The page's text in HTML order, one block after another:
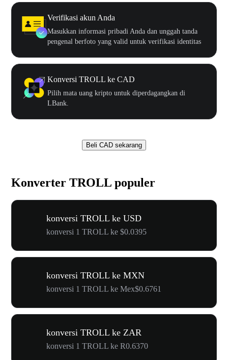
Verifikasi akun Anda
Masukkan informasi pribadi Anda dan unggah tanda
pengenal berfoto yang valid untuk verifikasi identitas
Konversi TROLL ke CAD
Pilih mata uang kripto untuk diperdagangkan di
LBank.
Beli CAD sekarang
Konverter TROLL populer
konversi TROLL ke USD
konversi 1 TROLL ke $0.0395
konversi TROLL ke MXN
konversi 1 TROLL ke Mex$0.6761
konversi TROLL ke ZAR
konversi 1 TROLL ke R0.6370